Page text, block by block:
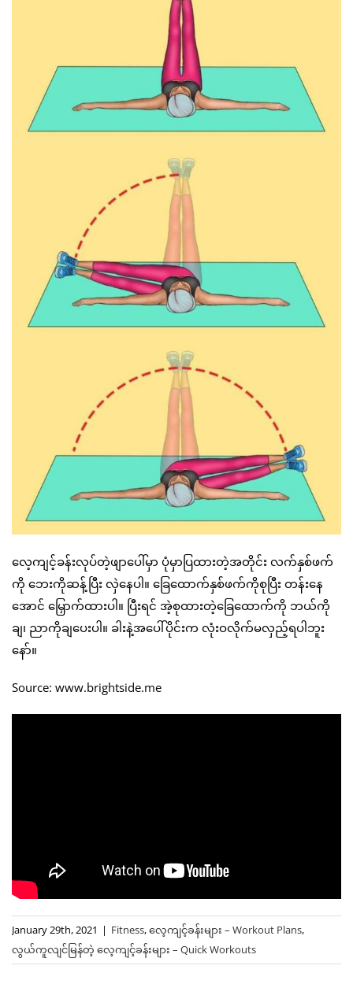
လေ့ကျင့်ခန်းလုပ်တဲ့ဖျာပေါ်မှာ ပုံမှာပြထားတဲ့အတိုင်း လက်နှစ်ဖက်
ကို ဘေးကိုဆန့်ပြီး လှဲနေပါ။ ခြေထောက်နှစ်ဖက်ကိုစုပြီး တန်းနေ
အောင် မြှောက်ထားပါ။ ပြီးရင် အဲ့စုထားတဲ့ခြေထောက်ကို ဘယ်ကို
ချ၊ ညာကိုချပေးပါ။ ခါးနဲ့အပေါ်ပိုင်းက လုံးဝလိုက်မလှည့်ရပါဘူး
နော်။
Source: www.brightside.me
January 29th, 2021 | Fitness,လေ့ကျင့်ခန်းများ – Workout Plans,
လွယ်ကူလျင်မြန်တဲ့ ‌လေ့ကျင့်ခန်းများ – Quick Workouts